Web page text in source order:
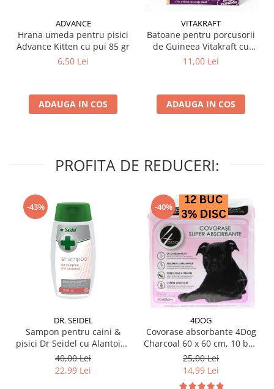
ADVANCE
Hrana umeda pentru pisici
Advance Kitten cu pui 85 gr
6,50 Lei
ADAUGA IN COS
VITAKRAFT
Batoane pentru porcusorii
de Guineea Vitakraft cu
struguri & nuci 2 buc
11,00 Lei
ADAUGA IN COS
PROFITA DE REDUCERI:
-43%
DR. SEIDEL
Sampon pentru caini &
pisici Dr Seidel cu Alantoina
220 ml
40,00 Lei
22,99 Lei
-40%
4DOG
Covorase absorbante 4Dog
Charcoal 60 x 60 cm, 10 buc
/ pachet
25,00 Lei
14,99 Lei